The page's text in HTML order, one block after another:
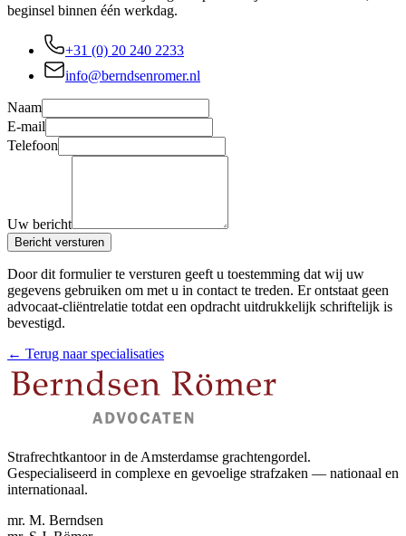
beginsel binnen één werkdag.
+31 (0) 20 240 2233
info@berndsenromer.nl
Naam
E-mail
Telefoon
Uw bericht
Bericht versturen
Door dit formulier te versturen geeft u toestemming dat wij uw
gegevens gebruiken om met u in contact te treden. Er ontstaat geen
advocaat-cliëntrelatie totdat een opdracht uitdrukkelijk schriftelijk is
bevestigd.
← Terug naar specialisaties
Strafrechtkantoor in de Amsterdamse grachtengordel.
Gespecialiseerd in complexe en gevoelige strafzaken — nationaal en
internationaal.
mr. M. Berndsen